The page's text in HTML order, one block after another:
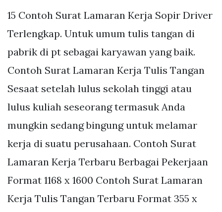
15 Contoh Surat Lamaran Kerja Sopir Driver
Terlengkap. Untuk umum tulis tangan di
pabrik di pt sebagai karyawan yang baik.
Contoh Surat Lamaran Kerja Tulis Tangan
Sesaat setelah lulus sekolah tinggi atau
lulus kuliah seseorang termasuk Anda
mungkin sedang bingung untuk melamar
kerja di suatu perusahaan. Contoh Surat
Lamaran Kerja Terbaru Berbagai Pekerjaan
Format 1168 x 1600 Contoh Surat Lamaran
Kerja Tulis Tangan Terbaru Format 355 x